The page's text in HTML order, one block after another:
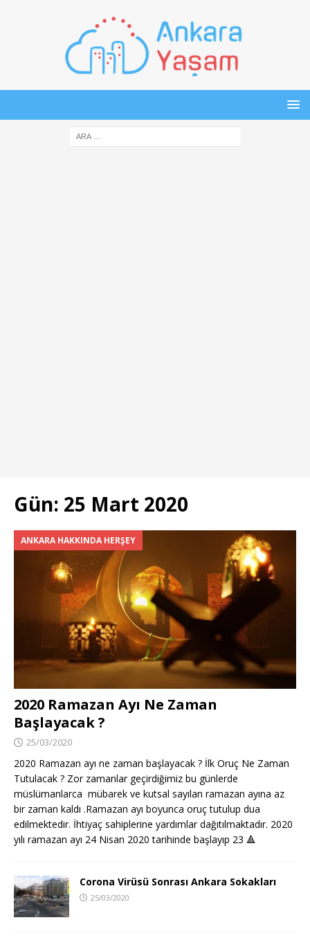
Gün: 25 Mart 2020
ANKARA HAKKINDA HERŞEY
2020 Ramazan Ayı Ne Zaman
Başlayacak ?
25/03/2020
2020 Ramazan ayı ne zaman başlayacak ? İlk Oruç Ne Zaman
Tutulacak ? Zor zamanlar geçirdiğimiz bu günlerde
müslümanlarca mübarek ve kutsal sayılan ramazan ayına az
bir zaman kaldı .Ramazan ayı boyunca oruç tutulup dua
edilmektedir. İhtiyaç sahiplerine yardımlar dağıtılmaktadır. 2020
yılı ramazan ayı 24 Nisan 2020 tarihinde başlayıp 23 🔺
Corona Virüsü Sonrası Ankara Sokakları
25/03/2020